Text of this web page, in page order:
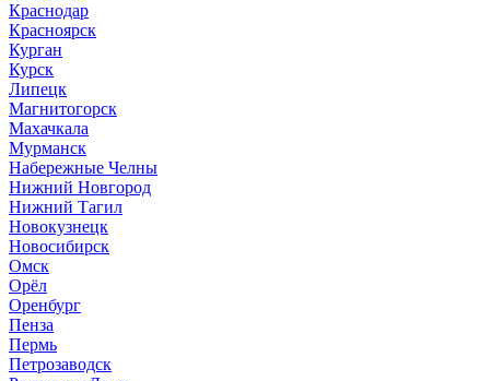
Краснодар
Красноярск
Курган
Курск
Липецк
Магнитогорск
Махачкала
Мурманск
Набережные Челны
Нижний Новгород
Нижний Тагил
Новокузнецк
Новосибирск
Омск
Орёл
Оренбург
Пенза
Пермь
Петрозаводск